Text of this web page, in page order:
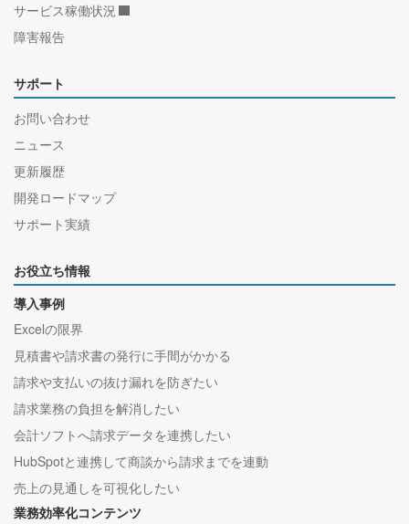
サービス稼働状況
障害報告
サポート
お問い合わせ
ニュース
更新履歴
開発ロードマップ
サポート実績
お役立ち情報
導入事例
Excelの限界
見積書や請求書の発行に手間がかかる
請求や支払いの抜け漏れを防ぎたい
請求業務の負担を解消したい
会計ソフトへ請求データを連携したい
HubSpotと連携して商談から請求までを連動
売上の見通しを可視化したい
業務効率化コンテンツ